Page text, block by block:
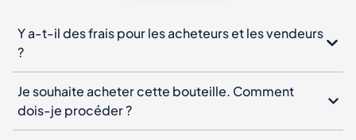
Y a-t-il des frais pour les acheteurs et les vendeurs
?
Je souhaite acheter cette bouteille. Comment
dois-je procéder ?